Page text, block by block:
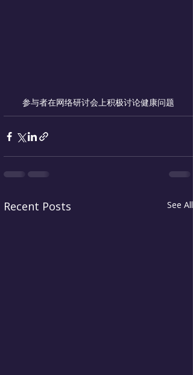
参与者在网络研讨会上积极讨论健康问题
Recent Posts See All